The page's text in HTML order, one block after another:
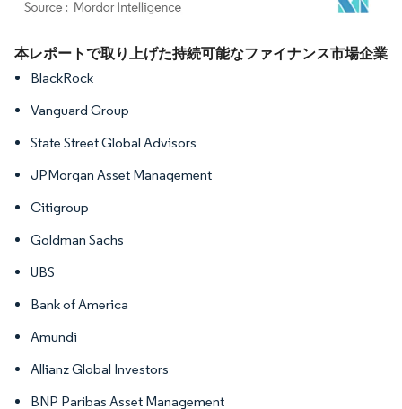
画像 © Mordor Intelligence。再利用にはCC BY 4.0の表示が必要です。
本レポートで取り上げた持続可能なファイナンス市場企業
BlackRock
Vanguard Group
State Street Global Advisors
JPMorgan Asset Management
Citigroup
Goldman Sachs
UBS
Bank of America
Amundi
Allianz Global Investors
BNP Paribas Asset Management